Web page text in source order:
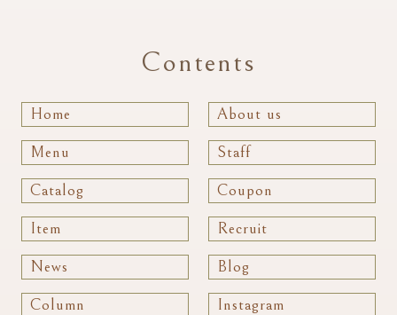
Contents
Home About us
Menu Staff
Catalog Coupon
Item Recruit
News Blog
Column Instagram